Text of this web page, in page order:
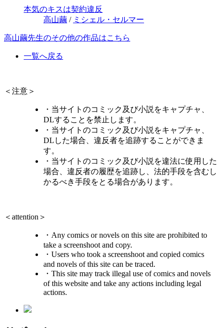
本気のキスは契約違反
高山繭 / ミシェル・セルマー
高山繭先生のその他の作品はこちら
一覧へ戻る
＜注意＞
・当サイトのコミック及び小説をキャプチャ、
DLすることを禁止します。
・当サイトのコミック及び小説をキャプチャ、
DLした場合、違反者を追跡することができま
す。
・当サイトのコミック及び小説を違法に使用した
場合、違反者の履歴を追跡し、法的手段を含むし
かるべき手段をとる場合があります。
＜attention＞
・Any comics or novels on this site are prohibited to
take a screenshoot and copy.
・Users who took a screenshoot and copied comics
and novels of this site can be traced.
・This site may track illegal use of comics and novels
of this website and take any actions including legal
actions.